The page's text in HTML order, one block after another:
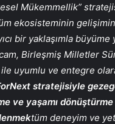
Mükemmellik”
ekosisteminin
bir yaklaşımla
Birleşmiş Milletler
uyumlu ve entegre
stratejisiyle
ve yaşamı dönüştürme
tüm deneyim ve